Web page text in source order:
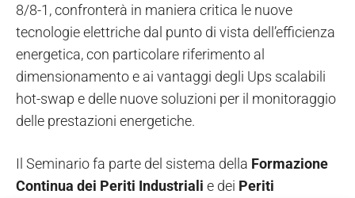
8/8-1, confronterà in maniera critica le nuove
tecnologie elettriche dal punto di vista dell’efficienza
energetica, con particolare riferimento al
dimensionamento e ai vantaggi degli Ups scalabili
hot-swap e delle nuove soluzioni per il monitoraggio
delle prestazioni energetiche.
Il Seminario fa parte del sistema della Formazione
Continua dei Periti Industriali e dei Periti